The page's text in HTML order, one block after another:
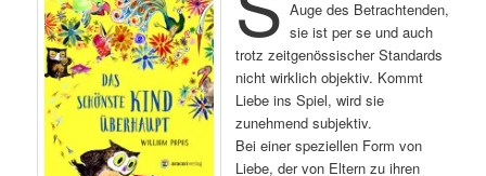
Auge des Betrachtenden,
sie ist per se und auch
trotz zeitgenössischer Standards
nicht wirklich objektiv. Kommt
Liebe ins Spiel, wird sie
zunehmend subjektiv.
Bei einer speziellen Form von
Liebe, der von Eltern zu ihren